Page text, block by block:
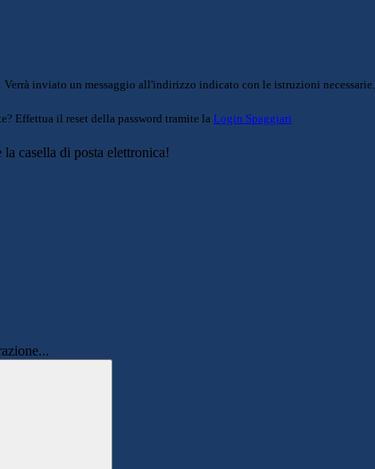
Verrà inviato un messaggio all'indirizzo indicato con le istruzioni necessarie.
Effettua il reset della password tramite la Login Spaggiari
casella di posta elettronica!